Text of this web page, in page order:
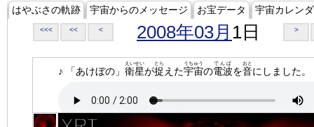
はやぶさの軌跡 宇宙からのメッセージ お宝データ 宇宙カレン
<<< << < 2008年03月 1日 >
♪ 「あけぼの」 衛星
えいせい
が捉
とら
えた宇宙
うちゅう
の電波
でんぱ
を音
おと
にしました。